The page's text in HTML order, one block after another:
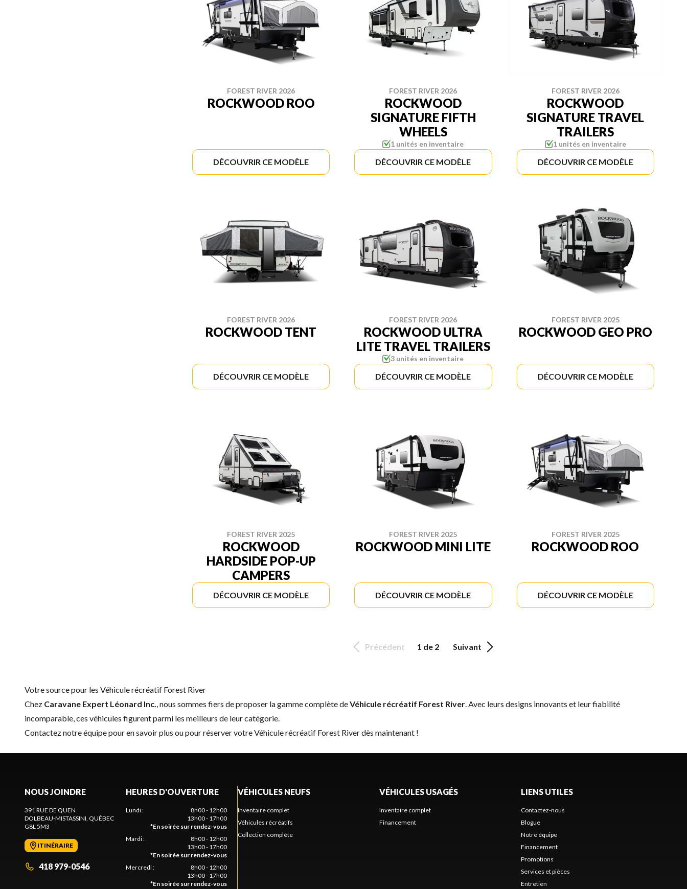
FOREST RIVER 2026
ROCKWOOD ROO
DÉCOUVRIR CE MODÈLE
FOREST RIVER 2026
ROCKWOOD
SIGNATURE FIFTH
WHEELS
1 unités en inventaire
DÉCOUVRIR CE MODÈLE
FOREST RIVER 2026
ROCKWOOD
SIGNATURE TRAVEL
TRAILERS
1 unités en inventaire
DÉCOUVRIR CE MODÈLE
FOREST RIVER 2026
ROCKWOOD TENT
DÉCOUVRIR CE MODÈLE
FOREST RIVER 2026
ROCKWOOD ULTRA
LITE TRAVEL TRAILERS
3 unités en inventaire
DÉCOUVRIR CE MODÈLE
FOREST RIVER 2025
ROCKWOOD GEO PRO
DÉCOUVRIR CE MODÈLE
FOREST RIVER 2025
ROCKWOOD
HARDSIDE POP-UP
CAMPERS
DÉCOUVRIR CE MODÈLE
FOREST RIVER 2025
ROCKWOOD MINI LITE
DÉCOUVRIR CE MODÈLE
FOREST RIVER 2025
ROCKWOOD ROO
DÉCOUVRIR CE MODÈLE
Précédent 1 de 2 Suivant
Votre source pour les Véhicule récréatif Forest River
Chez Caravane Expert Léonard Inc., nous sommes fiers de proposer la gamme complète deVéhicule récréatif Forest River. Avec leurs designs innovants et leur fiabilité
incomparable, ces véhicules figurent parmi les meilleurs de leur catégorie.
Contactez notre équipepour en savoir plus ou pour réserver votre Véhicule récréatif Forest River dès maintenant !
NOUS JOINDRE
391 RUE DE QUEN
DOLBEAU-MISTASSINI , QUÉBEC
G8L 5M3
ITINÉRAIRE
418 979-0546
HEURES D'OUVERTURE
Lundi:
8h00 - 12h00
13h00 - 17h00
*En soirée sur rendez-vous
Mardi:
8h00 - 12h00
13h00 - 17h00
*En soirée sur rendez-vous
Mercredi:
8h00 - 12h00
13h00 - 17h00
*En soirée sur rendez-vous
VÉHICULES NEUFS
Inventaire complet
Véhicules récréatifs
Collection complète
VÉHICULES USAGÉS
Inventaire complet
Financement
LIENS UTILES
Contactez-nous
Blogue
Notre équipe
Financement
Promotions
Services et pièces
Entretien